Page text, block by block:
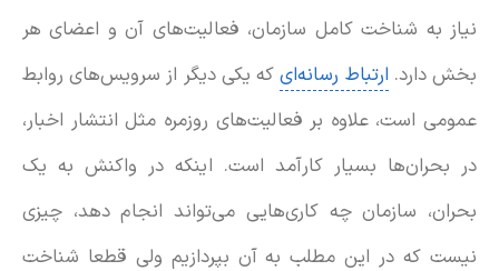
نیاز به شناخت کامل سازمان، فعالیت‌های آن و اعضای هر
بخش دارد. ارتباط رسانه‌ایکه یکی دیگر از سرویس‌های روابط
عمومی است، علاوه بر فعالیت‌های روزمره مثل انتشار اخبار،
در بحران‌ها بسیار کارآمد است. اینکه در واکنش به یک
بحران، سازمان چه کاری‌هایی می‌تواند انجام دهد، چیزی
نیست که در این مطلب به آن بپردازیم ولی قطعا شناخت